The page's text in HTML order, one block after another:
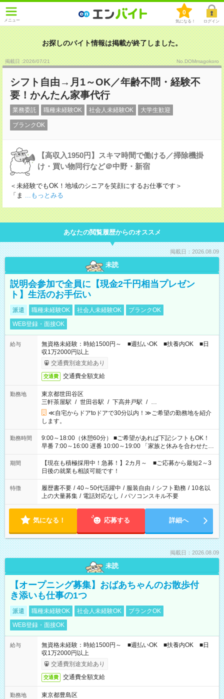
メニュー
0
気になる！ ログイン
お探しのバイト情報は掲載が終了しました。
掲載日 :2026/07/21 No.DOMmagokoro
シフト自由→月1～OK／年齢不問・経験不
要！かんたん家事代行
業務委託 職種未経験OK 社会人未経験OK 大学生歓迎
ブランクOK
【高収入1950円】スキマ時間で働ける／掃除機掛
け・買い物同行など＠中野・新宿
＜未経験でもOK！地域のシニアを笑顔にするお仕事です＞
「ま ...もっとみる
あなたの閲覧履歴からのオススメ
掲載日：2026.08.09
未読
説明会参加で全員に【現金2千円相当プレゼン
ト】生活のお手伝い
派遣 職種未経験OK 社会人未経験OK
ブランクOK
WEB登録・面接OK
給与
無資格未経験：時給1500円～ ■週払いOK ■扶養内OK ■日
収1万2000円以上
交通費別途支給あり
交通費 交通費全額支給
勤務地
東京都世田谷区
三軒茶屋駅 / 世田谷駅 / 下高井戸駅 / …
≪自宅からドアtoドアで30分以内！≫ご希望の勤務地を紹介
します。
勤務時間
9:00～18:00（休憩60分） ■ご希望があれば下記シフトもOK！
早番 7:00～16:00 遅番 10:00～19:00 「家族と休みを合わせた
い」 「余裕を持って夕飯の準備がしたい」 「できれば残業はし
たくない」 など、ご希望を教えてくださいね。 ※Wワーク希望
の方へ 今ご覧のお仕事で希望する勤務時間と、もう1つのお仕事
の勤務時間。 合計で週40時間を超える場合は応募できません。
期間
【現在も積極採用中！急募！】2カ月～ ■ご応募から最短2～3
日後の就業も相談可能です！
特徴 履歴書不要 / 40～50代活躍中 / 服装自由 / シフト勤務 / 10名以
上の大量募集 / 電話対応なし / パソコンスキル不要
気になる！ 応募する 詳細へ
掲載日：2026.08.09
未読
【オープニング募集】おばあちゃんのお散歩付
き添いも仕事の1つ
派遣 職種未経験OK 社会人未経験OK
ブランクOK
WEB登録・面接OK
給与
無資格未経験：時給1500円～ ■週払いOK ■扶養内OK ■日
収1万2000円以上
交通費別途支給あり
交通費 交通費全額支給
勤務地
東京都豊島区